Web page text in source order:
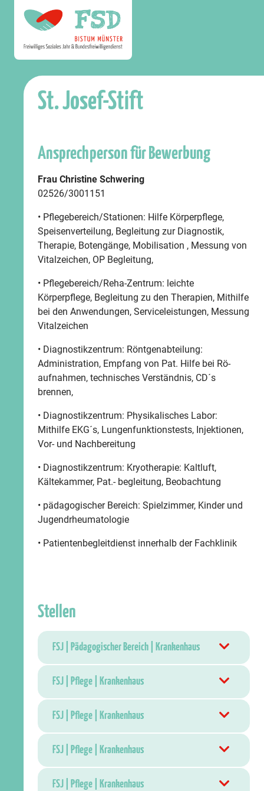
St. Josef-Stift
Ansprechperson für Bewerbung
Frau Christine Schwering
02526/3001151
• Pflegebereich/Stationen: Hilfe Körperpflege,
Speisenverteilung, Begleitung zur Diagnostik,
Therapie, Botengänge, Mobilisation , Messung von
Vitalzeichen, OP Begleitung,
• Pflegebereich/Reha-Zentrum: leichte
Körperpflege, Begleitung zu den Therapien, Mithilfe
bei den Anwendungen, Serviceleistungen, Messung
Vitalzeichen
• Diagnostikzentrum: Röntgenabteilung:
Administration, Empfang von Pat. Hilfe bei Rö-
aufnahmen, technisches Verständnis, CD´s
brennen,
• Diagnostikzentrum: Physikalisches Labor:
Mithilfe EKG´s, Lungenfunktionstests, Injektionen,
Vor- und Nachbereitung
• Diagnostikzentrum: Kryotherapie: Kaltluft,
Kältekammer, Pat.- begleitung, Beobachtung
• pädagogischer Bereich: Spielzimmer, Kinder und
Jugendrheumatologie
• Patientenbegleitdienst innerhalb der Fachklinik
Stellen
FSJ | Pädagogischer Bereich | Krankenhaus
FSJ | Pflege | Krankenhaus
FSJ | Pflege | Krankenhaus
FSJ | Pflege | Krankenhaus
FSJ | Pflege | Krankenhaus